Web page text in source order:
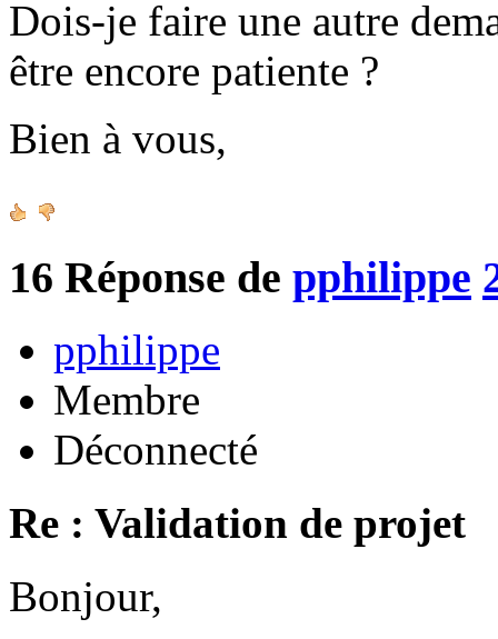
Dois-je faire une autre
être encore patiente ?
Bien à vous,
16 Réponse de pphilippe
pphilippe
Membre
Déconnecté
Re : Validation de projet
Bonjour,